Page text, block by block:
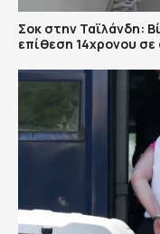
Σοκ στην Ταϊλάνδη:
επίθεση 14χρονου σε